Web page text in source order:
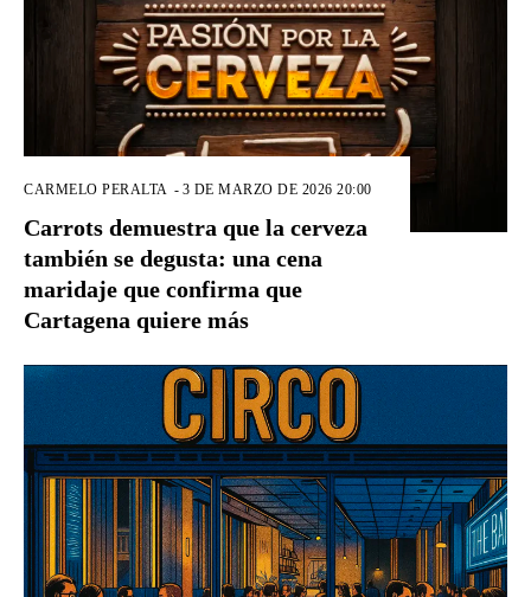
CARMELO PERALTA - 3 DE MARZO DE 2026 20:00
Carrots demuestra que la cerveza
también se degusta: una cena
maridaje que confirma que
Cartagena quiere más